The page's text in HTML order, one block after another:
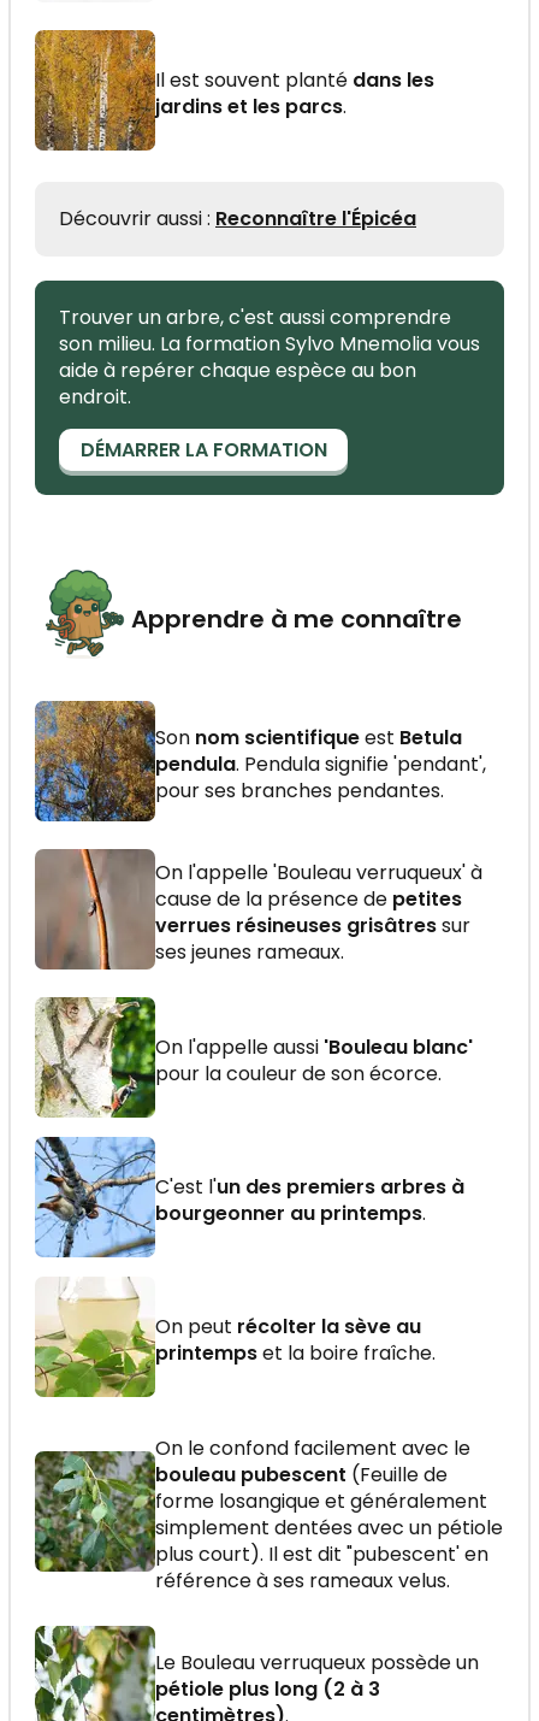
Il est souvent planté dans les
jardins et les parcs.
Découvrir aussi : Reconnaître l'Épicéa
Trouver un arbre, c'est aussi comprendre
son milieu. La formation Sylvo Mnemolia vous
aide à repérer chaque espèce au bon
endroit.
DÉMARRER LA FORMATION
Apprendre à me connaître
Son nom scientifiqueest Betula
pendula. Pendula signifie 'pendant',
pour ses branches pendantes.
On l'appelle 'Bouleau verruqueux' à
cause de la présence de petites
verrues résineuses grisâtressur
ses jeunes rameaux.
On l'appelle aussi 'Bouleau blanc'
pour la couleur de son écorce.
C'est l'un des premiers arbres à
bourgeonner au printemps.
On peut récolter la sève au
printempset la boire fraîche.
On le confond facilement avec le
bouleau pubescent (Feuille de
forme losangique et généralement
simplement dentées avec un pétiole
plus court). Il est dit "pubescent' en
référence à ses rameaux velus.
Le Bouleau verruqueux possède un
pétiole plus long (2 à 3
centimètres).